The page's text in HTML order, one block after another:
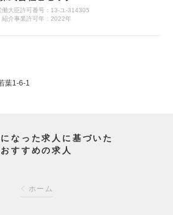
働大臣許可番号：13-ユ-314305
紹介事業許可年：2022年
葉1-6-1
なった求人に基づいた
おすすめの求人
ホーム